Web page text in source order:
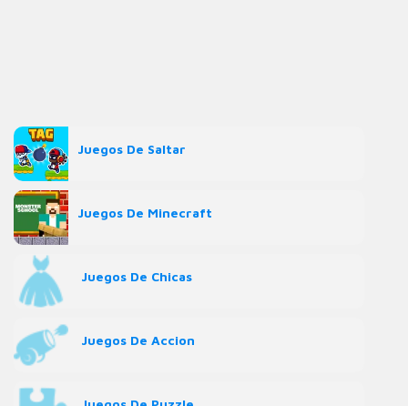
Juegos De Saltar
Juegos De Minecraft
Juegos De Chicas
Juegos De Accion